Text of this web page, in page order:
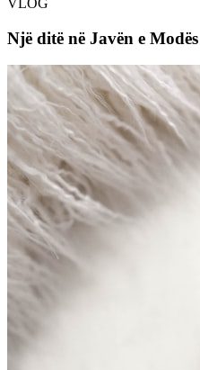
Një ditë në Javën e